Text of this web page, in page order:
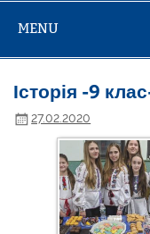
MENU
Історія -9
27.02.2020